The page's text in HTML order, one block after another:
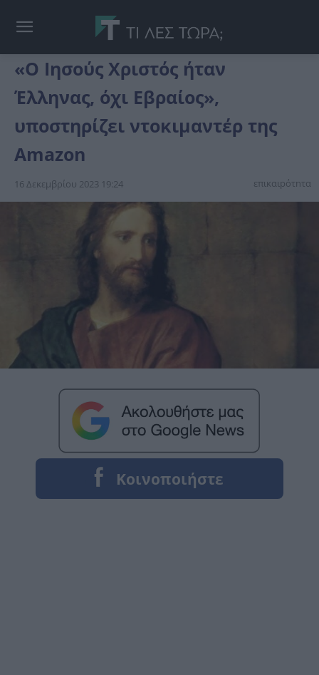
«Ο Ιησούς Χριστός ήταν
Έλληνας, όχι Εβραίος»,
υποστηρίζει ντοκιμαντέρ της
Amazon
16 Δεκεμβρίου 2023 19:24 επικαιpότnτα